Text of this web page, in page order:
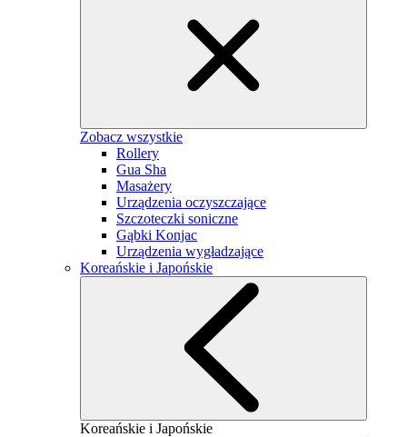
Zobacz wszystkie
Rollery
Gua Sha
Masażery
Urządzenia oczyszczające
Szczoteczki soniczne
Gąbki Konjac
Urządzenia wygładzające
Koreańskie i Japońskie
Koreańskie i Japońskie